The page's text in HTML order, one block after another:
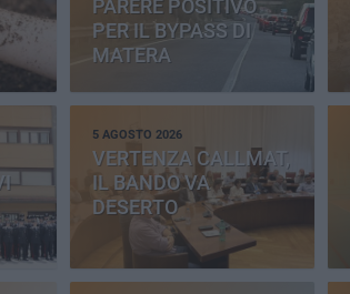
PARERE POSITIVO
PER IL BYPASS DI
MATERA
5 AGOSTO 2026
VERTENZA CALLMAT,
IL BANDO VA
DESERTO